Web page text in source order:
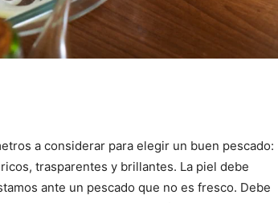
a considerar para elegir un buen pescado:
trasparentes y brillantes. La piel debe
ante un pescado que no es fresco. Debe